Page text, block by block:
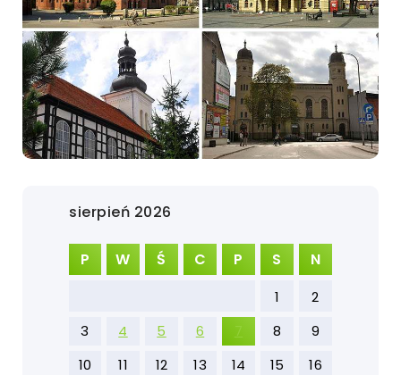
sierpień 2026
P W Ś C P S N
1
2
3
4 5 6 7 8
9
10
11 12 13 14 15
16